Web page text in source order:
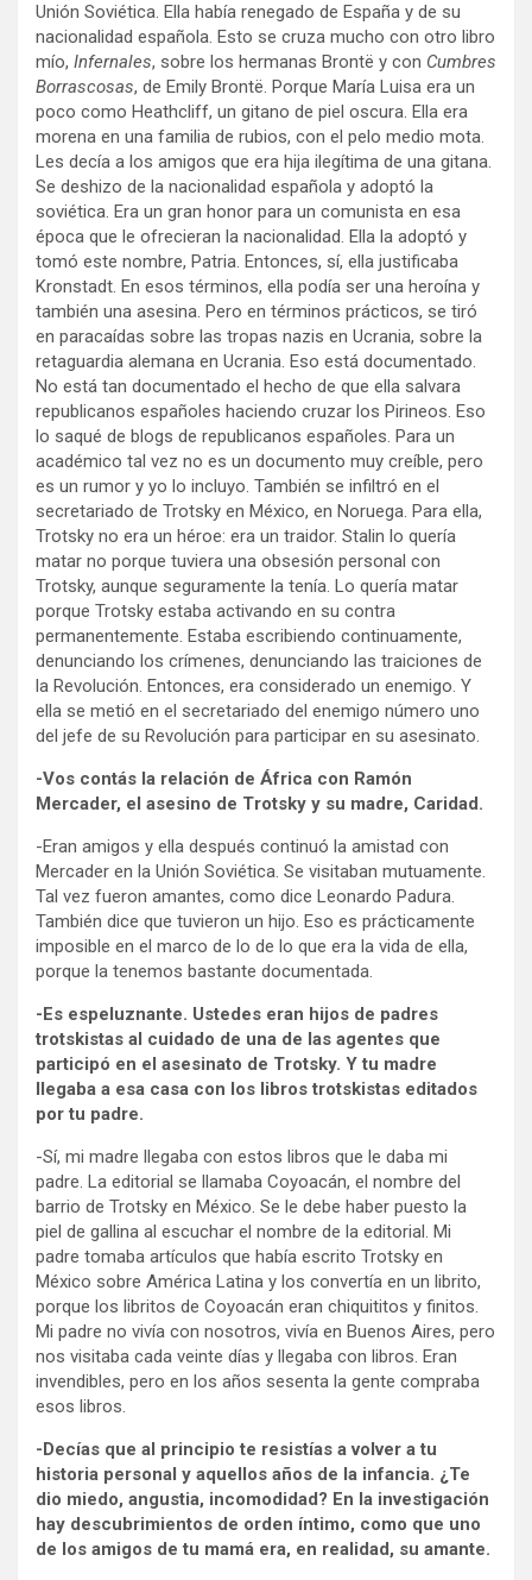
Unión Soviética. Ella había renegado de España y de su
nacionalidad española. Esto se cruza mucho con otro libro
mío, Infernales, sobre los hermanas Brontë y con Cumbres
Borrascosas, de Emily Brontë. Porque María Luisa era un
poco como Heathcliff, un gitano de piel oscura. Ella era
morena en una familia de rubios, con el pelo medio mota.
Les decía a los amigos que era hija ilegítima de una gitana.
Se deshizo de la nacionalidad española y adoptó la
soviética. Era un gran honor para un comunista en esa
época que le ofrecieran la nacionalidad. Ella la adoptó y
tomó este nombre, Patria. Entonces, sí, ella justificaba
Kronstadt. En esos términos, ella podía ser una heroína y
también una asesina. Pero en términos prácticos, se tiró
en paracaídas sobre las tropas nazis en Ucrania, sobre la
retaguardia alemana en Ucrania. Eso está documentado.
No está tan documentado el hecho de que ella salvara
republicanos españoles haciendo cruzar los Pirineos. Eso
lo saqué de blogs de republicanos españoles. Para un
académico tal vez no es un documento muy creíble, pero
es un rumor y yo lo incluyo. También se infiltró en el
secretariado de Trotsky en México, en Noruega. Para ella,
Trotsky no era un héroe: era un traidor. Stalin lo quería
matar no porque tuviera una obsesión personal con
Trotsky, aunque seguramente la tenía. Lo quería matar
porque Trotsky estaba activando en su contra
permanentemente. Estaba escribiendo continuamente,
denunciando los crímenes, denunciando las traiciones de
la Revolución. Entonces, era considerado un enemigo. Y
ella se metió en el secretariado del enemigo número uno
del jefe de su Revolución para participar en su asesinato.
-Vos contás la relación de África con Ramón
Mercader, el asesino de Trotsky y su madre, Caridad.
-Eran amigos y ella después continuó la amistad con
Mercader en la Unión Soviética. Se visitaban mutuamente.
Tal vez fueron amantes, como dice Leonardo Padura.
También dice que tuvieron un hijo. Eso es prácticamente
imposible en el marco de lo de lo que era la vida de ella,
porque la tenemos bastante documentada.
-Es espeluznante. Ustedes eran hijos de padres
trotskistas al cuidado de una de las agentes que
participó en el asesinato de Trotsky. Y tu madre
llegaba a esa casa con los libros trotskistas editados
por tu padre.
-Sí, mi madre llegaba con estos libros que le daba mi
padre. La editorial se llamaba Coyoacán, el nombre del
barrio de Trotsky en México. Se le debe haber puesto la
piel de gallina al escuchar el nombre de la editorial. Mi
padre tomaba artículos que había escrito Trotsky en
México sobre América Latina y los convertía en un librito,
porque los libritos de Coyoacán eran chiquititos y finitos.
Mi padre no vivía con nosotros, vivía en Buenos Aires, pero
nos visitaba cada veinte días y llegaba con libros. Eran
invendibles, pero en los años sesenta la gente compraba
esos libros.
-Decías que al principio te resistías a volver a tu
historia personal y aquellos años de la infancia. ¿Te
dio miedo, angustia, incomodidad? En la investigación
hay descubrimientos de orden íntimo, como que uno
de los amigos de tu mamá era, en realidad, su amante.